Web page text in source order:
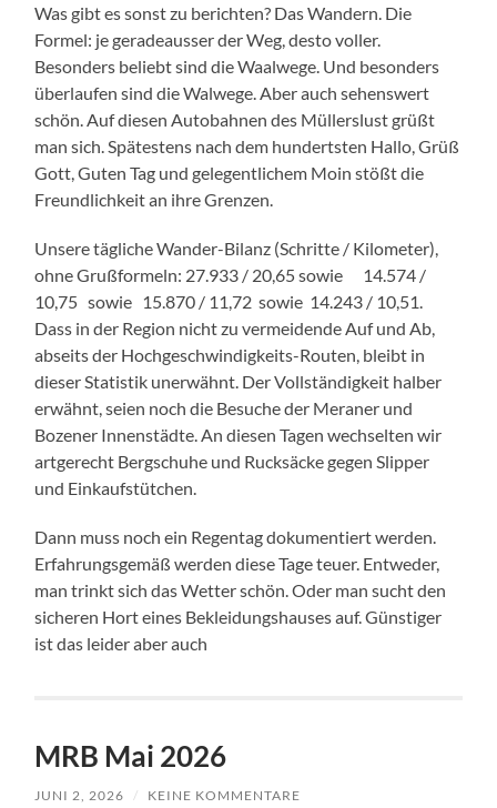
Was gibt es sonst zu berichten? Das Wandern. Die
Formel: je geradeausser der Weg, desto voller.
Besonders beliebt sind die Waalwege. Und besonders
überlaufen sind die Walwege. Aber auch sehenswert
schön. Auf diesen Autobahnen des Müllerslust grüßt
man sich. Spätestens nach dem hundertsten Hallo, Grüß
Gott, Guten Tag und gelegentlichem Moin stößt die
Freundlichkeit an ihre Grenzen.
Unsere tägliche Wander-Bilanz (Schritte / Kilometer),
ohne Grußformeln: 27.933 / 20,65 sowie 14.574 /
10,75 sowie 15.870 / 11,72 sowie 14.243 / 10,51.
Dass in der Region nicht zu vermeidende Auf und Ab,
abseits der Hochgeschwindigkeits-Routen, bleibt in
dieser Statistik unerwähnt. Der Vollständigkeit halber
erwähnt, seien noch die Besuche der Meraner und
Bozener Innenstädte. An diesen Tagen wechselten wir
artgerecht Bergschuhe und Rucksäcke gegen Slipper
und Einkaufstütchen.
Dann muss noch ein Regentag dokumentiert werden.
Erfahrungsgemäß werden diese Tage teuer. Entweder,
man trinkt sich das Wetter schön. Oder man sucht den
sicheren Hort eines Bekleidungshauses auf. Günstiger
ist das leider aber auch
MRB Mai 2026
JUNI 2, 2026 / KEINE KOMMENTARE